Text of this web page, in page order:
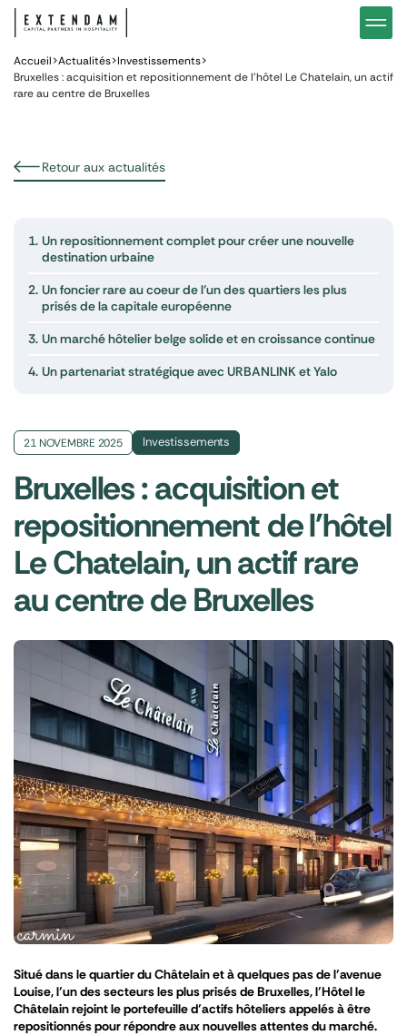
Notre stratégie d’investissements hôteliers Nos
Investir
Pourquoi investir dans l’hôtellerie ?
Vous êtes
Gestion de patrimoine
Actualités
Accueil>Actualités>Investissements>
Bruxelles : acquisition et repositionnement de l’hôtel Le Chatelain, un actif
rare au centre de Bruxelles
Retour aux actualités
1. Un repositionnement complet pour créer une nouvelle
destination urbaine
2. Un foncier rare au coeur de l’un des quartiers les plus
prisés de la capitale européenne
3. Un marché hôtelier belge solide et en croissance continue
4. Un partenariat stratégique avec URBANLINK et Yalo
21 NOVEMBRE 2025 Investissements
Bruxelles : acquisition et
repositionnement de l'hôtel
Le Chatelain, un actif rare
au centre de Bruxelles
Situé dans le quartier du Châtelain et à quelques pas de l’avenue
Louise, l’un des secteurs les plus prisés de Bruxelles, l’Hôtel le
Châtelain rejoint le portefeuille d’actifs hôteliers appelés à être
repositionnés pour répondre aux nouvelles attentes du marché.